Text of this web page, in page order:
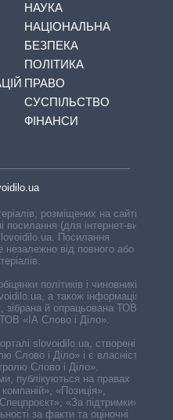
НАУКА
НАЦІОНАЛЬНА
БЕЗПЕКА
ПОЛІТИКА
ПРАВО
СУСПІЛЬСТВО
ФІНАНСИ
розміщених на сайті,
посилання (для інтернет-видань
Посилання
незалежно від повного або
політиків і чиновників,
а також інформація про
зібрана й опрацьована ТОВ «ІА
«ІА Слово і Діло».
slovoidilo.ua, створені ГО
Слово і Діло» і є власністю
Слово і Діло».
публікуються на правах
«Позиція»,
«За підтримки».
за факти та оціночні